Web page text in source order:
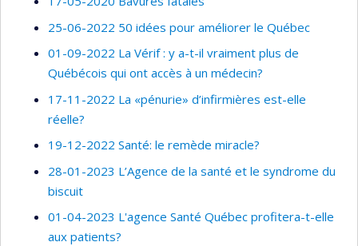
25-06-2022 50 idées pour améliorer le Québec
01-09-2022 La Vérif : y a-t-il vraiment plus de
Québécois qui ont accès à un médecin?
17-11-2022 La «pénurie» d’infirmières est-elle
réelle?
19-12-2022 Santé: le remède miracle?
28-01-2023 L’Agence de la santé et le syndrome du
biscuit
01-04-2023 L'agence Santé Québec profitera-t-elle
aux patients?